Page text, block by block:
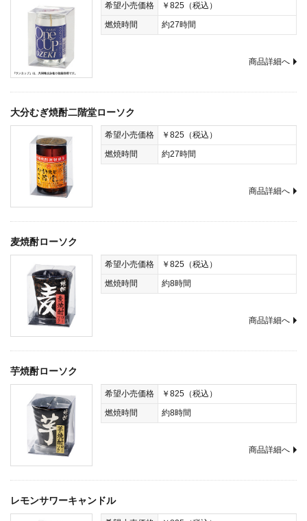
希望小売価格
￥825（税込）
燃焼時間
約27時間
商品詳細へ
大分むぎ焼酎二階堂ローソク
希望小売価格
￥825（税込）
燃焼時間
約27時間
商品詳細へ
麦焼酎ローソク
希望小売価格
￥825（税込）
燃焼時間
約8時間
商品詳細へ
芋焼酎ローソク
希望小売価格
￥825（税込）
燃焼時間
約8時間
商品詳細へ
レモンサワーキャンドル